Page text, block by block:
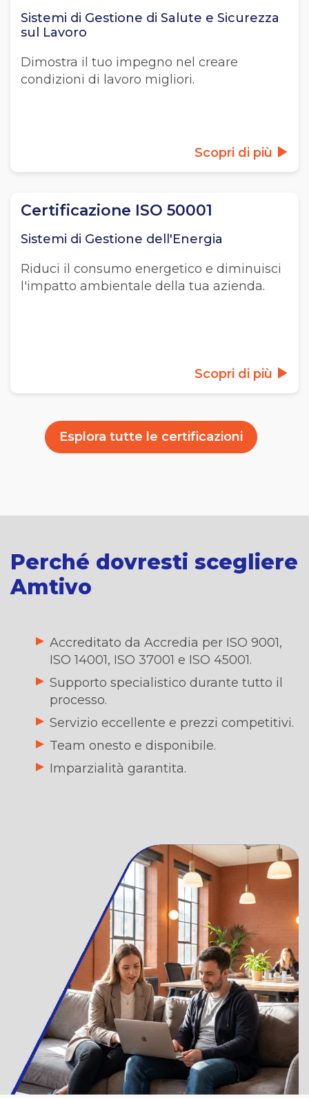
Sistemi di Gestione di Salute e Sicurezza
sul Lavoro
Dimostra il tuo impegno nel creare
condizioni di lavoro migliori.
Scopri di più
Certificazione ISO 50001
Sistemi di Gestione dell'Energia
Riduci il consumo energetico e diminuisci
l'impatto ambientale della tua azienda.
Scopri di più
Esplora tutte le certificazioni
Perché dovresti scegliere
Amtivo
Accreditato da Accredia per ISO 9001,
ISO 14001, ISO 37001 e ISO 45001.
Supporto specialistico durante tutto il
processo.
Servizio eccellente e prezzi competitivi.
Team onesto e disponibile.
Imparzialità garantita.